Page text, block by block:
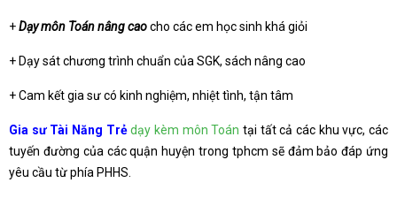
+Dạy môn Toán nâng caocho các em học sinh khá giỏi
+ Dạy sát chương trình chuẩn của SGK, sách nâng cao
+ Cam kết gia sư có kinh nghiệm, nhiệt tình, tận tâm
Gia sư Tài Năng Trẻ dạy kèm môn Toán tại tất cả các khu vực, các
tuyến đường của các quận huyện trong tphcm sẽ đảm bảo đáp ứng
yêu cầu từ phía PHHS.